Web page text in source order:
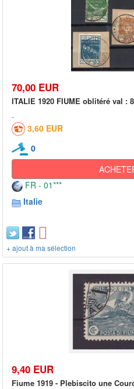
70,00 EUR
ITALIE 1920 FIUME oblitéré val :
3,60 EUR
0
FR - 01***
Italie
+ ajout à ma sélection
9,40 EUR
Fiume 1919 - Plebiscito une